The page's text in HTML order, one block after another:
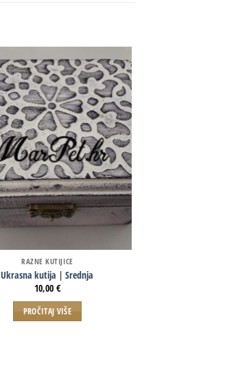
RAZNE KUTIJICE
Ukrasna kutija | Srednja
10,00 €
PROČITAJ VIŠE